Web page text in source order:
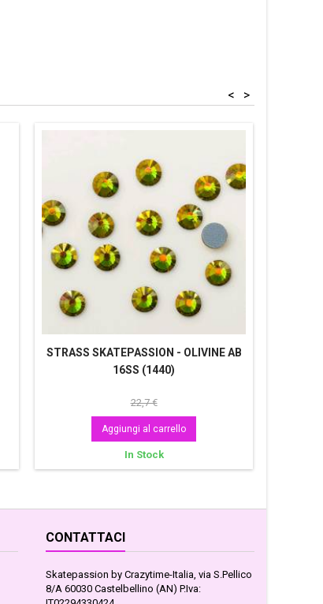
>
<
STRASS SKATEPASSION - OLIVINE AB
16SS (1440)
22,7 €
Aggiungi al carrello
In Stock
CONTATTACI
Skatepassion by Crazytime-Italia, via S.Pellico
8/A 60030 Castelbellino (AN) P.Iva: